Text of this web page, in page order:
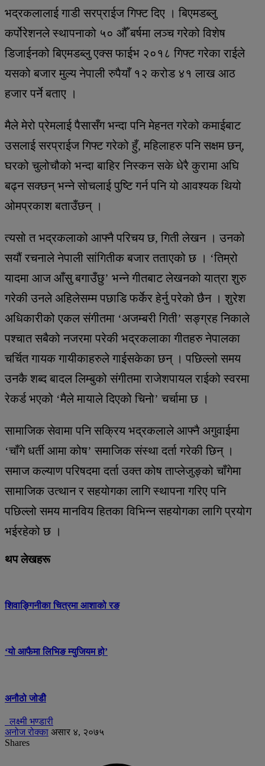
भद्रकलालाई गाडी सरप्राईज गिफ्ट दिए । बिएमडब्लु
कर्पोरेशनले स्थापनाको ५० औँ बर्षमा लञ्च गरेको विशेष
डिजाईनको बिएमडब्लु एक्स फाईभ २०१८ गिफ्ट गरेका राईले
यसको बजार मुल्य नेपाली रुपैयाँ १२ करोड ४१ लाख आठ
हजार पर्ने बताए ।
मैले मेरो प्रेमलाई पैसासँग भन्दा पनि मेहनत गरेको कमाईबाट
उसलाई सरप्राईज गिफ्ट गरेको हुँ, महिलाहरु पनि सक्षम छन्,
घरको चुलोचौको भन्दा बाहिर निस्कन सके धेरै कुरामा अघि
बढ्न सक्छन् भन्ने सोचलाई पुष्टि गर्न पनि यो आवश्यक थियो
ओमप्रकाश बताउँछन् ।
त्यसो त भद्रकलाको आफ्नै परिचय छ, गिती लेखन । उनको
सयौं रचनाले नेपाली सांगितीक बजार तताएको छ । ‘तिम्रो
यादमा आज आँसु बगाउँछु’ भन्ने गीतबाट लेखनको यात्रा शुरु
गरेकी उनले अहिलेसम्म पछाडि फर्केर हेर्नु परेको छैन । शुरेश
अधिकारीको एकल संगीतमा ‘अजम्बरी गिती’ सङ्ग्रह निकाले
पश्चात सबैको नजरमा परेकी भद्रकलाका गीतहरु नेपालका
चर्चित गायक गायीकाहरुले गाईसकेका छन् । पछिल्लो समय
उनकै शब्द बादल लिम्बुको संगीतमा राजेशपायल राईको स्वरमा
रेकर्ड भएको ‘मैले मायाले दिएको चिनो’ चर्चामा छ ।
सामाजिक सेवामा पनि सक्रिय भद्रकलाले आफ्नै अगुवाईमा
‘चाँगे धर्ती आमा कोष’ समाजिक संस्था दर्ता गरेकी छिन् ।
समाज कल्याण परिषदमा दर्ता उक्त कोष ताप्लेजुङ्को चाँगेमा
सामाजिक उत्थान र सहयोगका लागि स्थापना गरिए पनि
पछिल्लो समय मानविय हितका विभिन्न सहयोगका लागि प्रयोग
भईरहेको छ ।
थप लेखहरू
शिवाङ्गिनीका चित्रमा आशाको रङ
‘यो आफैमा लिभिङ म्युजियम हो’
अनौठो जोडीे
लक्ष्मी भण्डारी
अनोज रोक्का असार ४, २०७५
Shares